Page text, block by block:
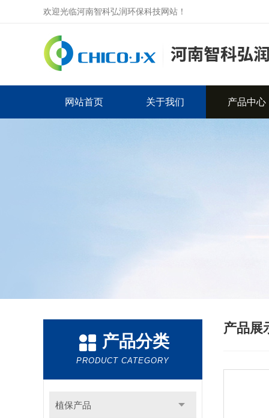
欢迎光临河南智科弘润环保科技网站！
网站首页 关于我们 产品中心
产品分类
PRODUCT CATEGORY
植保产品
产品展